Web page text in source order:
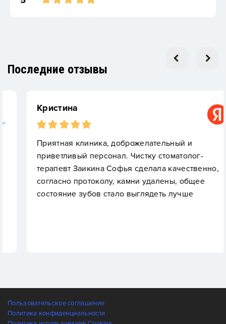
Последние отзывы
Кристина
Приятная клиника, доброжелательный и
приветливый персонал. Чистку стоматолог-
терапевт Заикина Софья сделала качественно,
согласно протоколу, камни удалены, общее
состояние зубов стало выглядеть лучше
Пользовательское соглашение
Политика конфиденциальности